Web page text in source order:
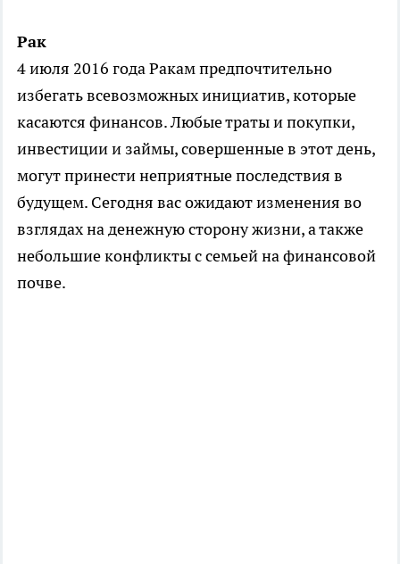
Рак
4 июля 2016 года Ракам предпочтительно
избегать всевозможных инициатив, которые
касаются финансов. Любые траты и покупки,
инвестиции и займы, совершенные в этот день,
могут принести неприятные последствия в
будущем. Сегодня вас ожидают изменения во
взглядах на денежную сторону жизни, а также
небольшие конфликты с семьей на финансовой
почве.